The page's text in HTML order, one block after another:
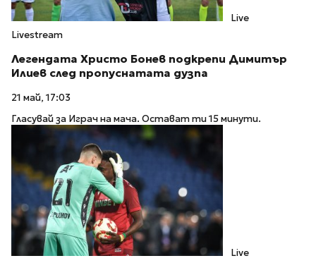
Live
Livestream
Легендата Христо Бонев подкрепи Димитър
Илиев след пропуснатата дузпа
21 май, 17:03
Гласувай за Играч на мача. Остават ти 15 минути.
Live